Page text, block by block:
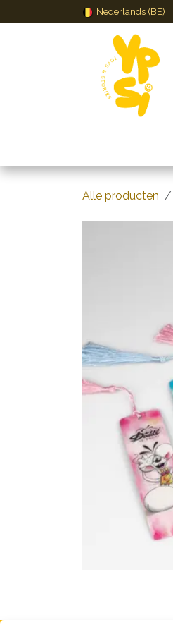
Overslaan naar inhoudNederlands (BE)
Alle producten